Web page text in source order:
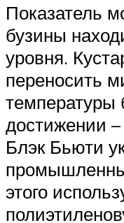
Показатель
бузины
уровня.
переносить
температуры
достижении
Блэк Бьюти
этого